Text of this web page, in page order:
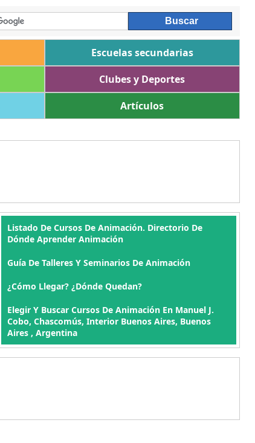
Escuelas secundarias
Clubes y Deportes
Artículos
Listado De Cursos De Animación. Directorio De
Dónde Aprender Animación
Guía De Talleres Y Seminarios De Animación
¿Cómo Llegar? ¿Dónde Quedan?
Elegir Y Buscar Cursos De Animación En Manuel J.
Cobo, Chascomús, Interior Buenos Aires, Buenos
Aires , Argentina